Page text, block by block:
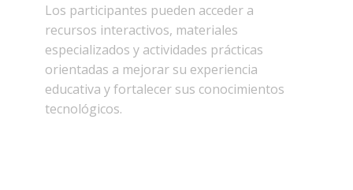
Los participantes pueden acceder a
recursos interactivos, materiales
especializados y actividades prácticas
orientadas a mejorar su experiencia
educativa y fortalecer sus conocimientos
tecnológicos.